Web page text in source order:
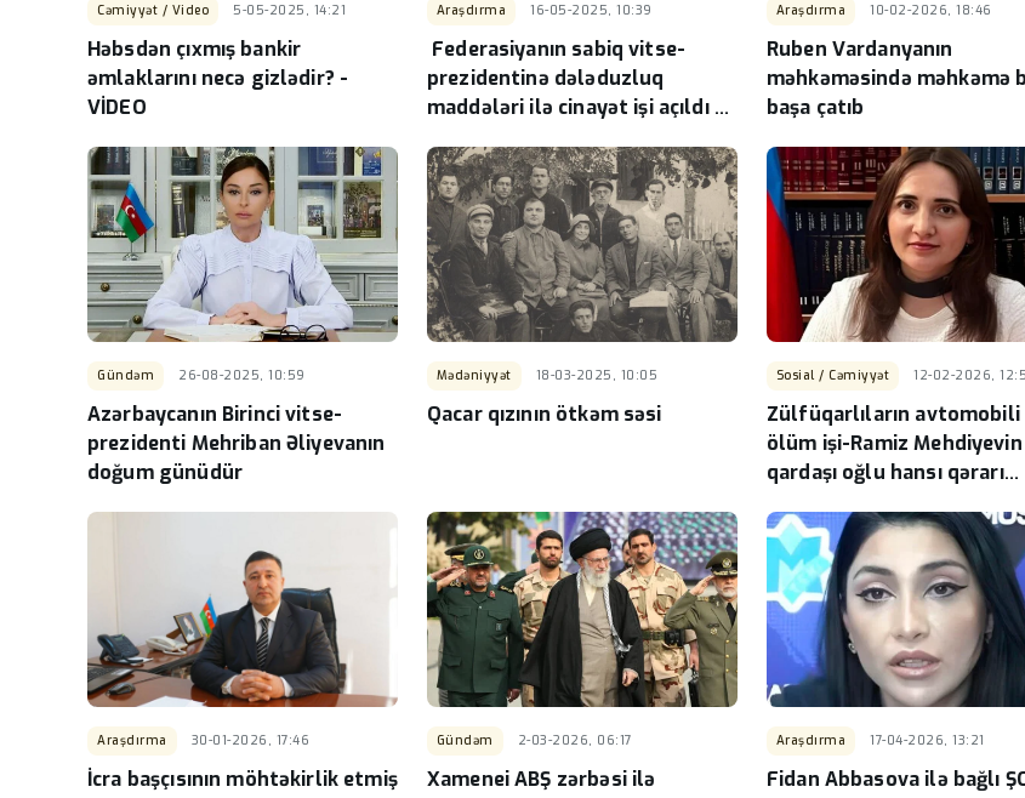
Cəmiyyət / Video 5-05-2025, 14:21
Həbsdən çıxmış bankir
əmlaklarını necə gizlədir? -
VİDEO
Araşdırma 16-05-2025, 10:39
Federasiyanın sabiq vitse-
prezidentinə dələduzluq
maddələri ilə cinayət işi açıldı -
Araşdırma 10-02-2026, 18:46
Ruben Vardanyanın
məhkəməsində məhkəmə
başa çatıb
Gündəm 26-08-2025, 10:59
Azərbaycanın Birinci vitse-
prezidenti Mehriban Əliyevanın
doğum günüdür
Mədəniyyət 18-03-2025, 10:05
Qacar qızının ötkəm səsi
Sosial / Cəmiyyət 12-02-2026,
Zülfüqarlıların avtomobili
ölüm işi-Ramiz Mehdiyevin
qardaşı oğlu hansı qərarı
Araşdırma 30-01-2026, 17:46
İcra başçısının möhtəkirlik etmiş
Gündəm 2-03-2026, 06:17
Xamenei ABŞ zərbəsi ilə
Araşdırma 17-04-2026, 13:21
Fidan Abbasova ilə bağlı
Laçında Bərpa-tikinti adı ilə
milyonlar bir mənbədən
Pezeşkian: İran Qəzza üzrə
danışıqlarda HƏMAS-ın